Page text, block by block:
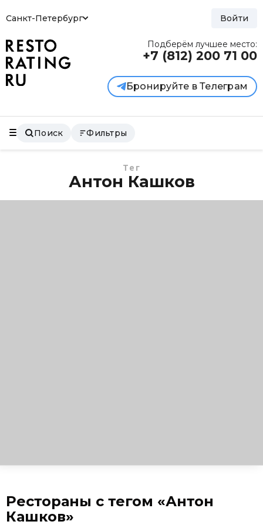
Санкт-Петербург Войти
Подберём лучшее место:
+7 (812) 200 71 00
Бронируйте в Телеграм
Поиск Фильтры
Тег
Антон Кашков
Рестораны с тегом «Антон
Кашков»